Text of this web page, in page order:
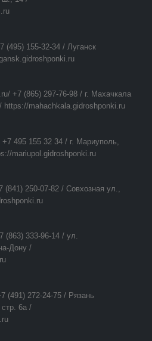
(495) 155-32-34 / Луганск
+7 (865) 297-76-98 / г. Махачкала
https://mahachkala.gidroshponki.ru
495 155 32 34 / г. Мариуполь,
mariupol.gidroshponki.ru
(841) 250-07-82 / Совхозная ул.,
(863) 333-96-14 / ул.
Дону /
(491) 272-24-75 / Рязань
6а /